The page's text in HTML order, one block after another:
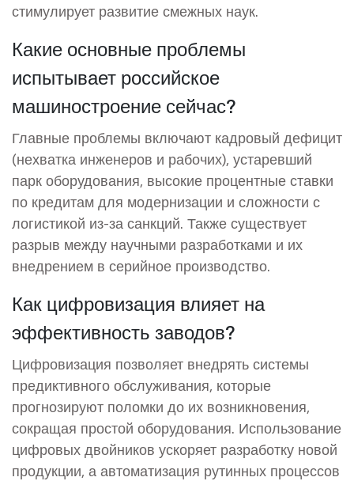
стимулирует развитие смежных наук.
Какие основные проблемы
испытывает российское
машиностроение сейчас?
Главные проблемы включают кадровый дефицит
(нехватка инженеров и рабочих), устаревший
парк оборудования, высокие процентные ставки
по кредитам для модернизации и сложности с
логистикой из-за санкций. Также существует
разрыв между научными разработками и их
внедрением в серийное производство.
Как цифровизация влияет на
эффективность заводов?
Цифровизация позволяет внедрять системы
предиктивного обслуживания, которые
прогнозируют поломки до их возникновения,
сокращая простой оборудования. Использование
цифровых двойников ускоряет разработку новой
продукции, а автоматизация рутинных процессов